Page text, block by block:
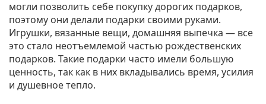
могли позволить себе покупку дорогих подарков,
поэтому они делали подарки своими руками.
Игрушки, вязанные вещи, домашняя выпечка — все
это стало неотъемлемой частью рождественских
подарков. Такие подарки часто имели большую
ценность, так как в них вкладывались время, усилия
и душевное тепло.